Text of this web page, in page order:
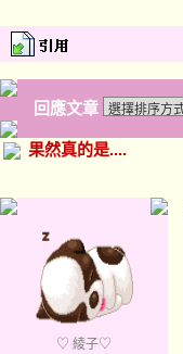
回應文章
果然真的是....
♡ 綾子♡